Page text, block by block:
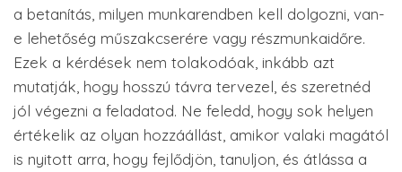
a betanítás, milyen munkarendben kell dolgozni, van-
e lehetőség műszakcserére vagy részmunkaidőre.
Ezek a kérdések nem tolakodóak, inkább azt
mutatják, hogy hosszú távra tervezel, és szeretnéd
jól végezni a feladatod. Ne feledd, hogy sok helyen
értékelik az olyan hozzáállást, amikor valaki magától
is nyitott arra, hogy fejlődjön, tanuljon, és átlássa a